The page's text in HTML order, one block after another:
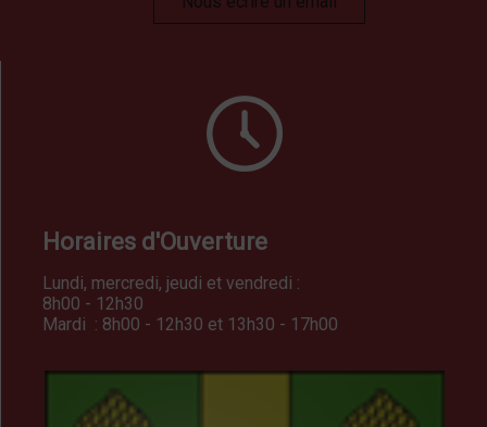
Horaires d'Ouverture
Lundi, mercredi, jeudi et vendredi :
8h00 - 12h30
Mardi : 8h00 - 12h30 et 13h30 - 17h00